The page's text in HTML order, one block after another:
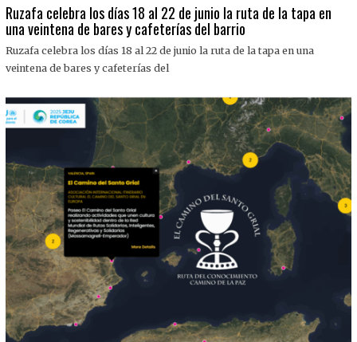
J
U
I
O
0
2
5
Ruzafa celebra los días 18 al 22 de junio la ruta de la tapa en
una veintena de bares y cafeterías del barrio
Ruzafa celebra los días 18 al 22 de junio la ruta de la tapa en una
veintena de bares y cafeterías del